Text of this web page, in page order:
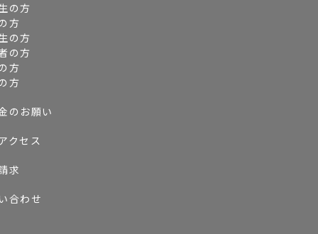
の方
方
の方
の方
方
方
のお願い
クセス
求
合わせ